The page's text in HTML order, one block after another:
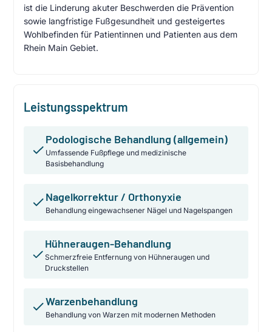
ist die Linderung akuter Beschwerden die Prävention
sowie langfristige Fußgesundheit und gesteigertes
Wohlbefinden für Patientinnen und Patienten aus dem
Rhein Main Gebiet.
Leistungsspektrum
Podologische Behandlung (allgemein)
Umfassende Fußpflege und medizinische
Basisbehandlung
Nagelkorrektur / Orthonyxie
Behandlung eingewachsener Nägel und Nagelspangen
Hühneraugen-Behandlung
Schmerzfreie Entfernung von Hühneraugen und
Druckstellen
Warzenbehandlung
Behandlung von Warzen mit modernen Methoden